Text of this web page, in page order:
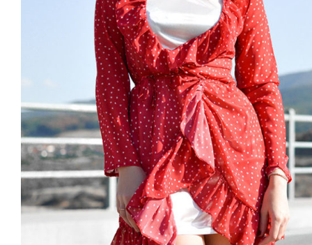
Spring Dotted Dress